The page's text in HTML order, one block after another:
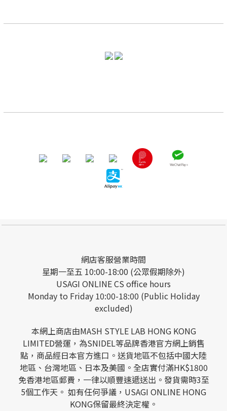
網店客服營業時間
星期一至五 10:00-18:00 (公眾假期除外)
USAGI ONLINE CS office hours
Monday to Friday 10:00-18:00 (Public Holiday
excluded)
本網上商店由MASH STYLE LAB HONG KONG
LIMITED營運，為SNIDEL等品牌香港官方網上銷售
點，商品經日本官方進口。送貨地區不包括中國大陸
地區、台灣地區、日本及美國。全店實付滿HK$1800
免香港地區郵費，一律以順豐速遞送出。發貨需時3至
5個工作天。 如有任何爭議，USAGI ONLINE HONG
KONG保留最終決定權。